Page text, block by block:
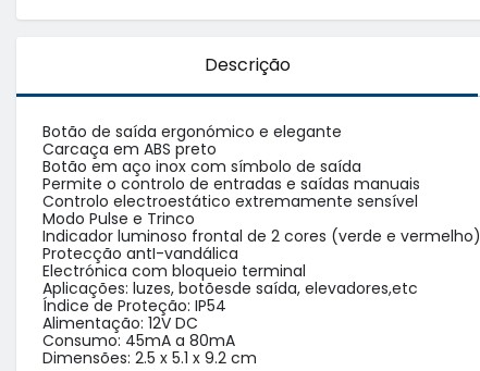
Descrição
Botão de saída ergonómico e elegante
Carcaça em ABS preto
Botão em aço inox com símbolo de saída
Permite o controlo de entradas e saídas manuais
Controlo electroestático extremamente sensível
Modo Pulse e Trinco
Indicador luminoso frontal de 2 cores (verde e vermelho)
Protecção antI-vandálica
Electrónica com bloqueio terminal
Aplicações: luzes, botõesde saída, elevadores,etc
Índice de Proteção: IP54
Alimentação: 12V DC
Consumo: 45mA a 80mA
Dimensões: 2.5 x 5.1 x 9.2 cm